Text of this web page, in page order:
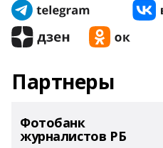
Партнеры
Фотобанк
журналистов РБ